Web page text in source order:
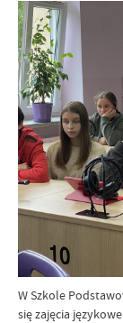
W Szkole
się zajęcia